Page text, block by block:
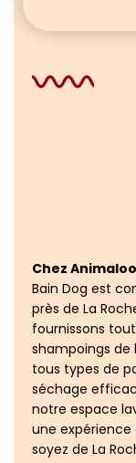
Chez
Bain Dog est
près de La
fournissons
shampoings de
tous types de
séchage
notre espace
une
soyez de La